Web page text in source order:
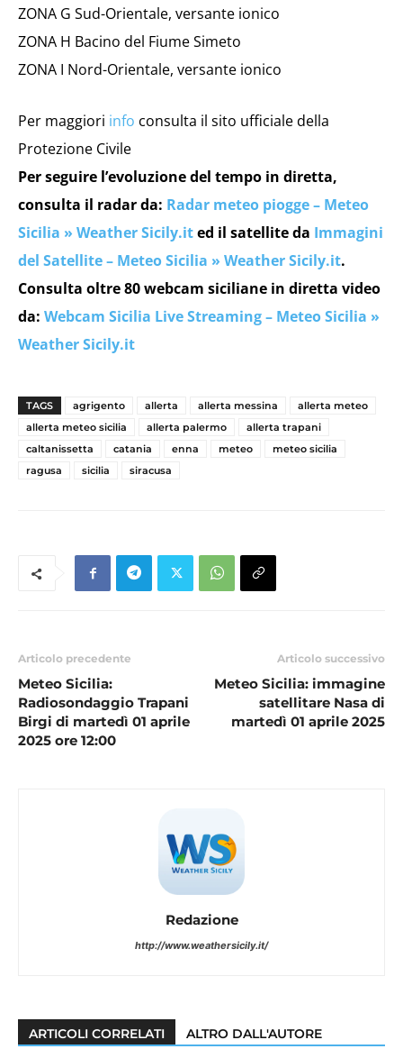
ZONA G Sud-Orientale, versante ionico
ZONA H Bacino del Fiume Simeto
ZONA I Nord-Orientale, versante ionico
Per maggiori info consulta il sito ufficiale della
Protezione Civile
Per seguire l’evoluzione del tempo in diretta,
consulta il radar da: Radar meteo piogge – Meteo
Sicilia » Weather Sicily.ited il satellite da Immagini
del Satellite – Meteo Sicilia » Weather Sicily.it.
Consulta oltre 80 webcam siciliane in diretta video
da: Webcam Sicilia Live Streaming – Meteo Sicilia »
Weather Sicily.it
TAGS agrigento allerta allerta messina
allerta meteo
allerta meteo sicilia
allerta palermo
allerta trapani
caltanissetta
catania enna meteo
meteo sicilia
ragusa
sicilia siracusa
Articolo precedente
Meteo Sicilia:
Radiosondaggio Trapani
Birgi di martedì 01 aprile
2025 ore 12:00
Articolo successivo
Meteo Sicilia: immagine
satellitare Nasa di
martedì 01 aprile 2025
Redazione
http://www.weathersicily.it/
ARTICOLI CORRELATI ALTRO DALL'AUTORE